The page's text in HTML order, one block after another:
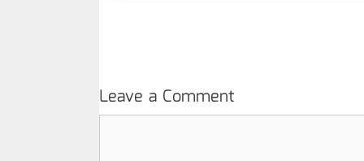
Leave a Comment